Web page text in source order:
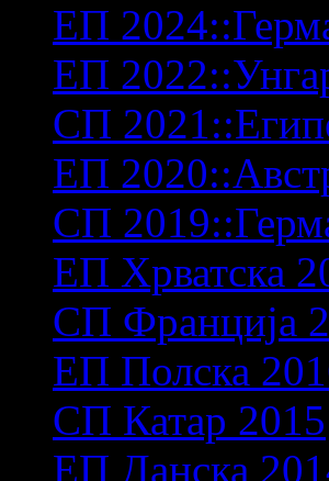
ЕП
ЕП
СП
ЕП
СП
ЕП Хрватска
СП Франција
ЕП Полска
СП Катар 2015
ЕП Данска